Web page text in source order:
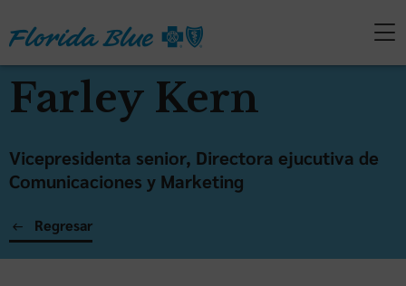
Farley Kern
Vicepresidenta senior, Directora ejucutiva de
Comunicaciones y Marketing
Regresar